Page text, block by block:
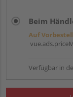
Beim
Auf
Verfügbar in